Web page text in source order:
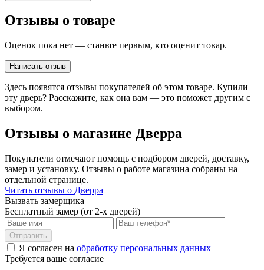
Отзывы о товаре
Оценок пока нет — станьте первым, кто оценит товар.
Написать отзыв
Здесь появятся отзывы покупателей об этом товаре. Купили
эту дверь? Расскажите, как она вам — это поможет другим с
выбором.
Отзывы о магазине Дверра
Покупатели отмечают помощь с подбором дверей, доставку,
замер и установку. Отзывы о работе магазина собраны на
отдельной странице.
Читать отзывы о Дверра
Вызвать замерщика
Бесплатный замер (от 2-х дверей)
Отправить
Я согласен на обработку персональных данных
Требуется ваше согласие